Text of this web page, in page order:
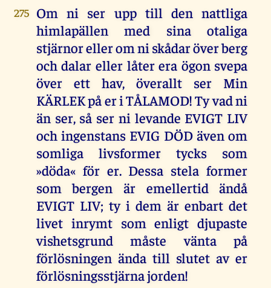
275 Om ni ser upp till den nattliga
himlapällen med sina otaliga
stjärnor eller om ni skådar över berg
och dalar eller låter era ögon svepa
över ett hav, överallt ser Min
KÄRLEK på er i TÅLAMOD! Ty vad ni
än ser, så ser ni levande EVIGT LIV
och ingenstans EVIG DÖD även om
somliga livsformer tycks som
»döda« för er. Dessa stela former
som bergen är emellertid ändå
EVIGT LIV; ty i dem är enbart det
livet inrymt som enligt djupaste
vishetsgrund måste vänta på
förlösningen ända till slutet av er
förlösningsstjärna jorden!